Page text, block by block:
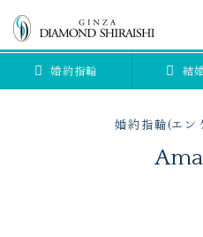
婚約指輪 結
婚約指輪(エン